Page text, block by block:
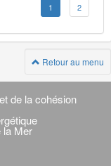
1 2
Retour au menu
de la cohésion
la Mer